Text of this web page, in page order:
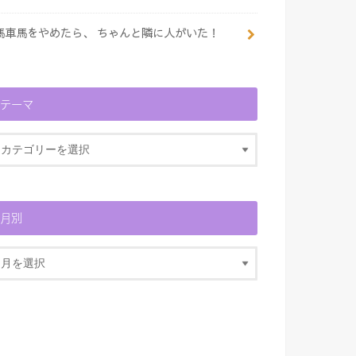
車馬をやめたら、 ちゃんと隣に人がいた！
テーマ
月別